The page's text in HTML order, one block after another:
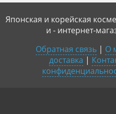
Японская и корейская
и - интернет-
Обратная связь | О
доставка |